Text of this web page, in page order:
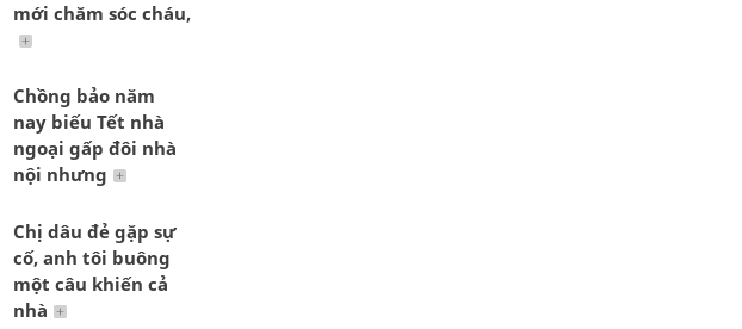
mới chăm sóc cháu,
Chồng bảo năm
nay biếu Tết nhà
ngoại gấp đôi nhà
nội nhưng
Chị dâu đẻ gặp sự
cố, anh tôi buông
một câu khiến cả
nhà